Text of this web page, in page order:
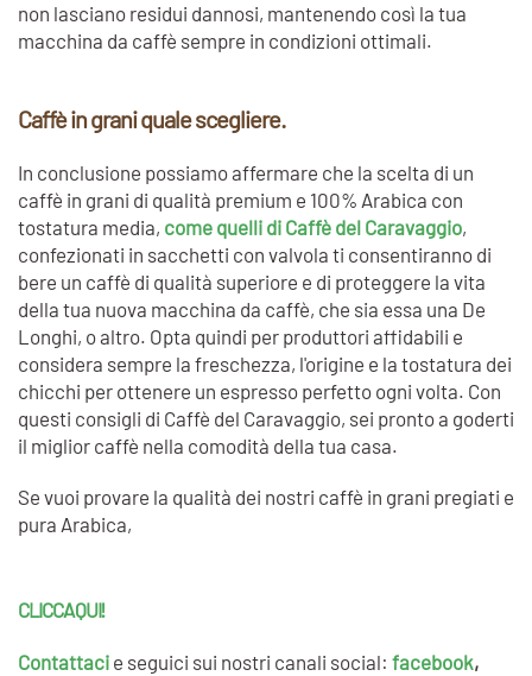
non lasciano residui dannosi, mantenendo così la tua
macchina da caffè sempre in condizioni ottimali.
Caffè in grani quale scegliere.
In conclusione possiamo affermare che la scelta di un
caffè in grani di qualità premium e 100% Arabica con
tostatura media, come quelli di Caffè del Caravaggio,
confezionati in sacchetti con valvola ti consentiranno di
bere un caffè di qualità superiore e di proteggere la vita
della tua nuova macchina da caffè, che sia essa una De
Longhi, o altro. Opta quindi per produttori affidabili e
considera sempre la freschezza, l'origine e la tostatura dei
chicchi per ottenere un espresso perfetto ogni volta. Con
questi consigli di Caffè del Caravaggio, sei pronto a goderti
il miglior caffè nella comodità della tua casa.
Se vuoi provare la qualità dei nostri caffè in grani pregiati e
pura Arabica,
CLICCA QUI!
Contattaci e seguici sui nostri canali social: facebook,